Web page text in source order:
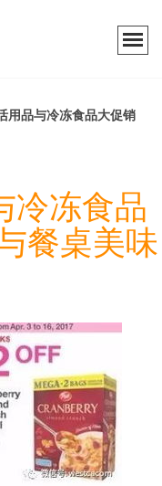
用品与冷冻食品大促销
冷冻食品
餐桌美味